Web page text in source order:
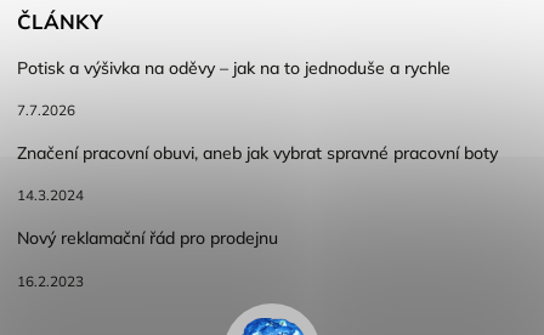
ČLÁNKY
Potisk a výšivka na oděvy – jak na to jednoduše a rychle
7.7.2026
Značení pracovní obuvi, aneb jak vybrat spravné pracovní boty
14.3.2024
Nový reklamační řád pro prodejnu
16.2.2023